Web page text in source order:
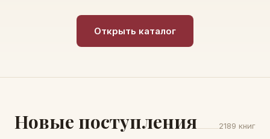
Открыть каталог
Новые поступления 2189 книг